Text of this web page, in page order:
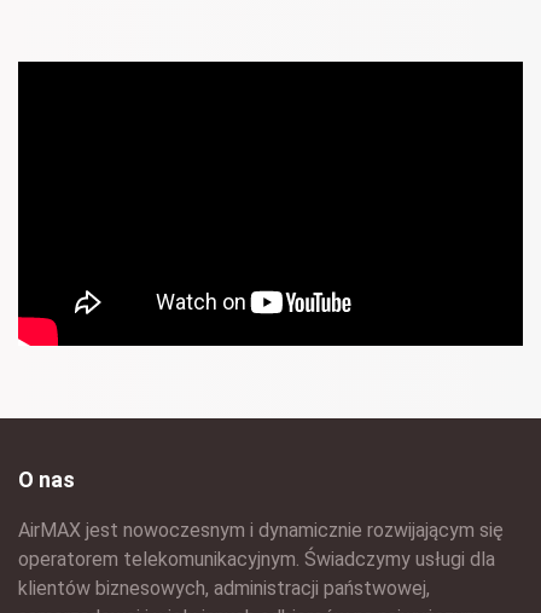
O nas
AirMAX jest nowoczesnym i dynamicznie rozwijającym się
operatorem telekomunikacyjnym. Świadczymy usługi dla
klientów biznesowych, administracji państwowej,